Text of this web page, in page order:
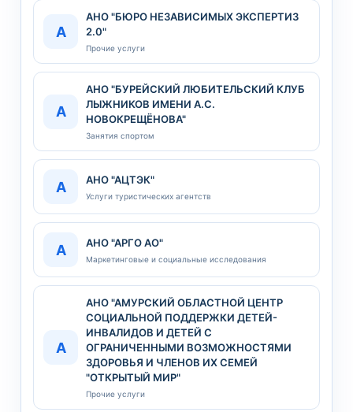
А
АНО "БЮРО НЕЗАВИСИМЫХ ЭКСПЕРТИЗ
2.0"
Прочие услуги
А
АНО "БУРЕЙСКИЙ ЛЮБИТЕЛЬСКИЙ КЛУБ
ЛЫЖНИКОВ ИМЕНИ А.С.
НОВОКРЕЩЁНОВА"
Занятия спортом
А АНО "АЦТЭК"
Услуги туристических агентств
А АНО "АРГО АО"
Маркетинговые и социальные исследования
А
АНО "АМУРСКИЙ ОБЛАСТНОЙ ЦЕНТР
СОЦИАЛЬНОЙ ПОДДЕРЖКИ ДЕТЕЙ-
ИНВАЛИДОВ И ДЕТЕЙ С
ОГРАНИЧЕННЫМИ ВОЗМОЖНОСТЯМИ
ЗДОРОВЬЯ И ЧЛЕНОВ ИХ СЕМЕЙ
"ОТКРЫТЫЙ МИР"
Прочие услуги